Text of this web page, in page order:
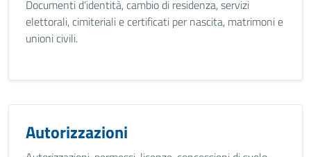
Documenti d’identità, cambio di residenza, servizi
elettorali, cimiteriali e certificati per nascita, matrimoni e
unioni civili.
Autorizzazioni